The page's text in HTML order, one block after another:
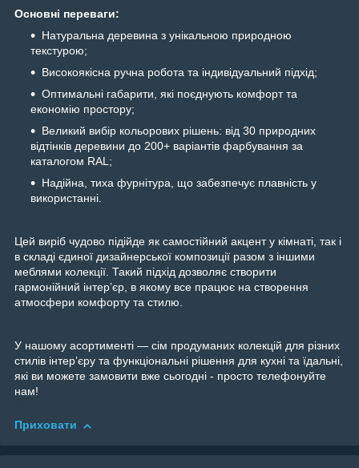
Основні переваги:
Натуральна деревина з унікальною природною
текстурою;
Високоякісна ручна робота та індивідуальний підхід;
Оптимальні габарити, які поєднують комфорт та
економію простору;
Великий вибір кольорових рішень: від 30 природних
відтінків деревини до 200+ варіантів фарбування за
каталогом RAL;
Надійна, тиха фурнітура, що забезпечує плавність у
використанні.
Цей виріб чудово підійде як самостійний акцент у кімнаті, так і
в складі єдиної дизайнерської композиції разом з іншими
меблями колекції. Такий підхід дозволяє створити
гармонійний інтер’єр, в якому все працює на створення
атмосфери комфорту та стилю.
У нашому асортименті — сім продуманих колекцій для різних
стилів інтер’єру та функціональні рішення для кухні та їдальні,
які ви можете замовити вже сьогодні - просто телефонуйте
нам!
Приховати